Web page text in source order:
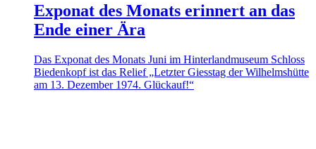
Exponat des Monats erinnert an das
Ende einer Ära
Das Exponat des Monats Juni im Hinterlandmuseum Schloss
Biedenkopf ist das Relief „Letzter Giesstag der Wilhelmshütte
am 13. Dezember 1974. Glückauf!“